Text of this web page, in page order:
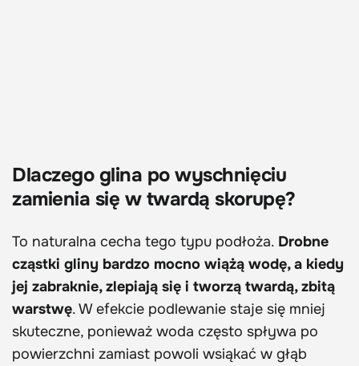
Dlaczego glina po wyschnięciu
zamienia się w twardą skorupę?
To naturalna cecha tego typu podłoża. Drobne
cząstki gliny bardzo mocno wiążą wodę, a kiedy
jej zabraknie, zlepiają się i tworzą twardą, zbitą
warstwę. W efekcie podlewanie staje się mniej
skuteczne, ponieważ woda często spływa po
powierzchni zamiast powoli wsiąkać w głąb